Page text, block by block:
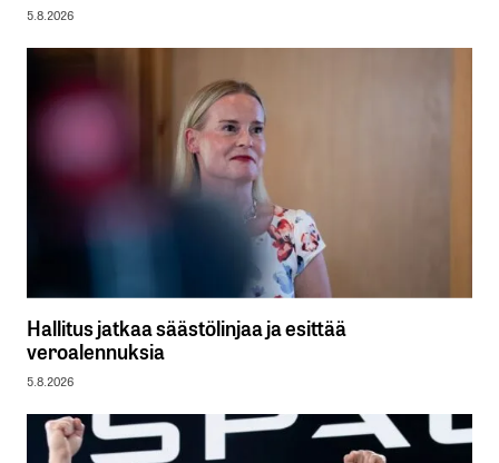
5.8.2026
Hallitus jatkaa säästölinjaa ja esittää
veroalennuksia
5.8.2026